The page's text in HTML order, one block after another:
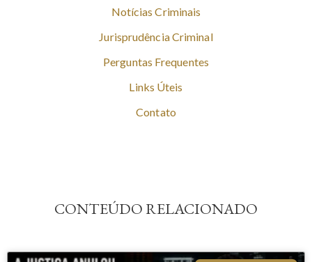
Notícias Criminais
Jurisprudência Criminal
Perguntas Frequentes
Links Úteis
Contato
CONTEÚDO RELACIONADO